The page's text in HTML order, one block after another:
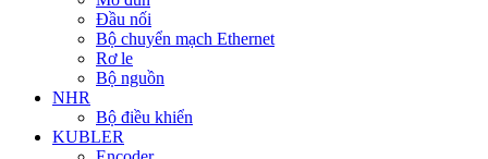
Đầu nối
Bộ chuyển mạch Ethernet
Rơ le
Bộ nguồn
NHR
Bộ điều khiển
KUBLER